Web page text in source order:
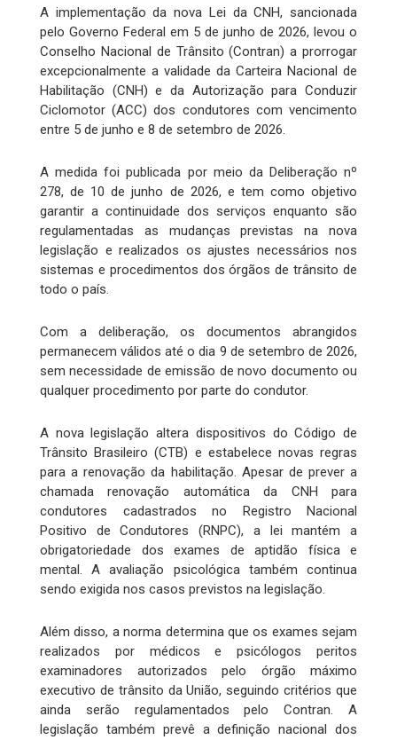
A implementação da nova Lei da CNH, sancionada
pelo Governo Federal em 5 de junho de 2026, levou o
Conselho Nacional de Trânsito (Contran) a prorrogar
excepcionalmente a validade da Carteira Nacional de
Habilitação (CNH) e da Autorização para Conduzir
Ciclomotor (ACC) dos condutores com vencimento
entre 5 de junho e 8 de setembro de 2026.
A medida foi publicada por meio da Deliberação nº
278, de 10 de junho de 2026, e tem como objetivo
garantir a continuidade dos serviços enquanto são
regulamentadas as mudanças previstas na nova
legislação e realizados os ajustes necessários nos
sistemas e procedimentos dos órgãos de trânsito de
todo o país.
Com a deliberação, os documentos abrangidos
permanecem válidos até o dia 9 de setembro de 2026,
sem necessidade de emissão de novo documento ou
qualquer procedimento por parte do condutor.
A nova legislação altera dispositivos do Código de
Trânsito Brasileiro (CTB) e estabelece novas regras
para a renovação da habilitação. Apesar de prever a
chamada renovação automática da CNH para
condutores cadastrados no Registro Nacional
Positivo de Condutores (RNPC), a lei mantém a
obrigatoriedade dos exames de aptidão física e
mental. A avaliação psicológica também continua
sendo exigida nos casos previstos na legislação.
Além disso, a norma determina que os exames sejam
realizados por médicos e psicólogos peritos
examinadores autorizados pelo órgão máximo
executivo de trânsito da União, seguindo critérios que
ainda serão regulamentados pelo Contran. A
legislação também prevê a definição nacional dos